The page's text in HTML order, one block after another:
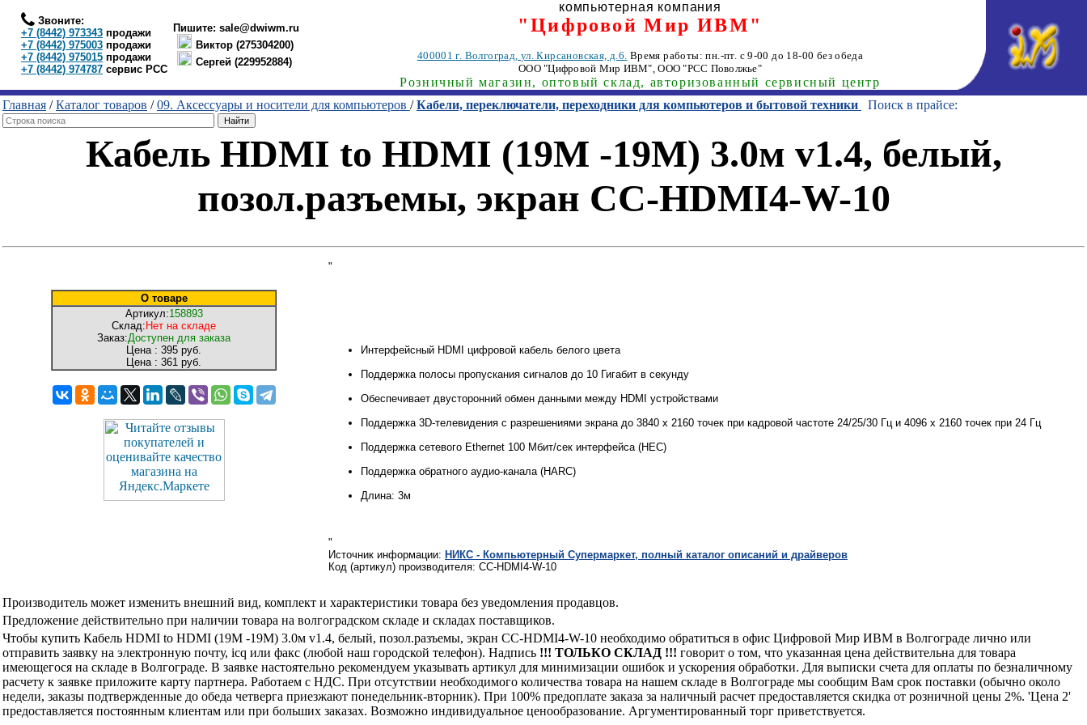
Звоните:
+7 (8442) 973343 продажи
+7 (8442) 975003 продажи
+7 (8442) 975015 продажи
+7 (8442) 974787 сервис РСС
Пишите: sale@dwiwm.ru
Виктор (275304200)
Сергей (229952884)
компьютерная компания
"Цифровой Мир ИВМ"
400001г. Волгоград, ул. Кирсановская, д.6. Время работы: пн.-пт. с 9-00 до 18-00 без обеда
ООО "Цифровой Мир ИВМ", ООО "РСС Поволжье"
Розничный магазин, оптовый склад, авторизованный сервисный центр
Главная /Каталог товаров /09. Аксессуары и носители для компьютеров /Кабели, переключатели, переходники для компьютеров и бытовой техники Поиск в прайсе:
Кабель HDMI to HDMI (19M -19M) 3.0м v1.4, белый,
позол.разъемы, экран CC-HDMI4-W-10
О товаре
Артикул:158893
Склад: Нет на складе
Заказ:Доступен для заказа
Цена : 395 руб.
Цена : 361 руб.
"
Интерфейсный HDMI цифровой кабель белого цвета
Поддержка полосы пропускания сигналов до 10 Гигабит в секунду
Обеспечивает двусторонний обмен данными между HDMI устройствами
Поддержка 3D-телевидения с разрешениями экрана до 3840 x 2160 точек при кадровой частоте 24/25/30 Гц и 4096 x 2160 точек при 24 Гц
Поддержка сетевого Ethernet 100 Мбит/сек интерфейса (HEC)
Поддержка обратного аудио-канала (HARC)
Длина: 3м
"
Источник информации: НИКС - Компьютерный Cупермаркет, полный каталог описаний и драйверов
Код (артикул) производителя: CC-HDMI4-W-10
Производитель может изменить внешний вид, комплект и характеристики товара без уведомления продавцов.
Предложение действительно при наличии товара на волгоградском складе и складах поставщиков.
Чтобы купить Кабель HDMI to HDMI (19M -19M) 3.0м v1.4, белый, позол.разъемы, экран CC-HDMI4-W-10 необходимо обратиться в офис Цифровой Мир ИВМ в Волгограде лично или
отправить заявку на электронную почту, icq или факс (любой наш городской телефон). Надпись !!! ТОЛЬКО СКЛАД !!! говорит о том, что указанная цена действительна для товара
имеющегося на складе в Волгограде. В заявке настоятельно рекомендуем указывать артикул для минимизации ошибок и ускорения обработки. Для выписки счета для оплаты по безналичному
расчету к заявке приложите карту партнера. Работаем с НДС. При отсутствии необходимого количества товара на нашем складе в Волгограде мы сообщим Вам срок поставки (обычно около
недели, заказы подтвержденные до обеда четверга приезжают понедельник-вторник). При 100% предоплате заказа за наличный расчет предоставляется скидка от розничной цены 2%. 'Цена 2'
предоставляется постоянным клиентам или при больших заказах. Возможно индивидуальное ценообразование. Аргументированный торг приветствуется.